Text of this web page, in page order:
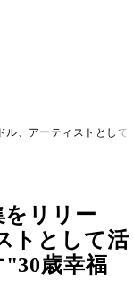
、アーティストとし
リリー
トとして活
歳幸福